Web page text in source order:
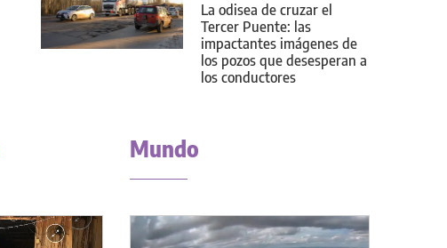
La odisea de cruzar el
Tercer Puente: las
impactantes imágenes de
los pozos que desesperan a
los conductores
Mundo